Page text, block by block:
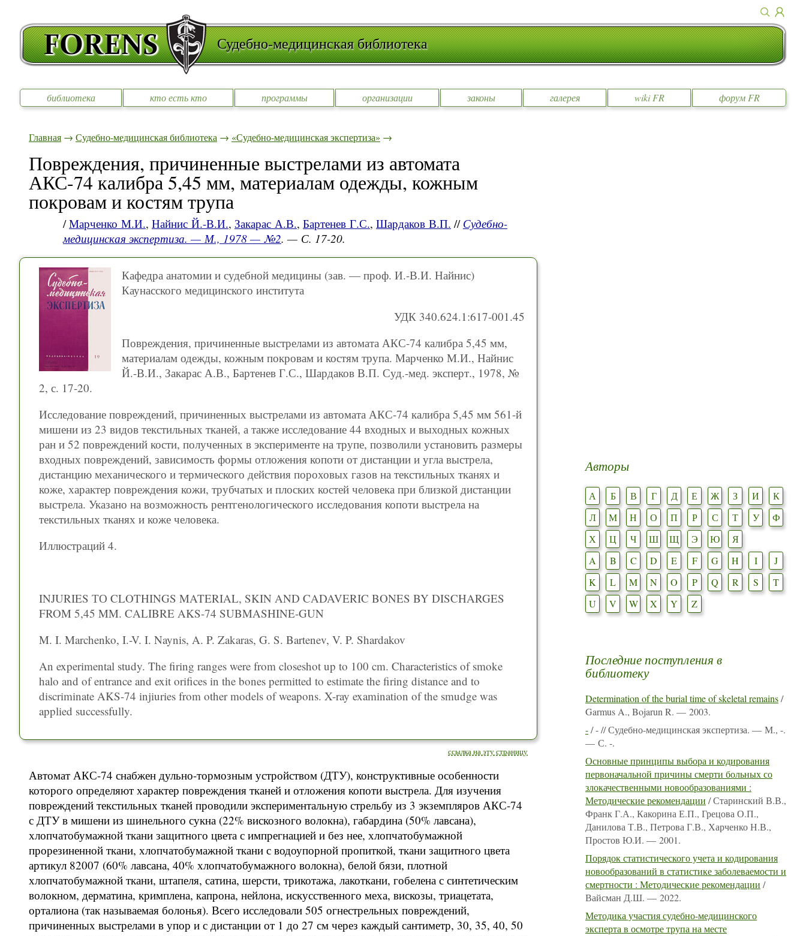
Судебно-медицинская библиотека
библиотека кто есть кто программы организации законы галерея wiki FR форум FR
Главная → Судебно-медицинская библиотека → «Судебно-медицинская экспертиза» →
Повреждения, причиненные выстрелами из автомата
АКС-74 калибра 5,45 мм, материалам одежды, кожным
покровам и костям трупа
/Марченко М.И., Найнис Й.-В.И., Закарас А.В., Бартенев Г.С., Шардаков В.П. // Судебно-
медицинская экспертиза. — М., 1978 — №2. — С. 17-20.
Кафедра анатомии и судебной медицины (зав. — проф. И.-В.И. Найнис)
Каунасского медицинского института
УДК 340.624.1:617-001.45
Повреждения, причиненные выстрелами из автомата АКС-74 калибра 5,45 мм,
материалам одежды, кожным покровам и костям трупа. Марченко М.И., Найнис
Й.-В.И., Закарас А.В., Бартенев Г.С., Шардаков В.П. Суд.-мед. эксперт., 1978, №
2, с. 17-20.
Исследование повреждений, причиненных выстрелами из автомата АКС-74 калибра 5,45 мм 561-й
мишени из 23 видов текстильных тканей, а также исследование 44 входных и выходных кожных
ран и 52 повреждений кости, полученных в эксперименте на трупе, позволили установить размеры
входных повреждений, зависимость формы отложения копоти от дистанции и угла выстрела,
дистанцию механического и термического действия пороховых газов на текстильных тканях и
коже, характер повреждения кожи, трубчатых и плоских костей человека при близкой дистанции
выстрела. Указано на возможность рентгенологического исследования копоти выстрела на
текстильных тканях и коже человека.
Иллюстраций 4.
INJURIES ТО CLOTHINGS MATERIAL, SKIN AND CADAVERIC BONES BY DISCHARGES
FROM 5,45 MM. CALIBRE AKS-74 SUBMASHINE-GUN
M. I. Marchenko, I.-V. I. Naynis, A. P. Zakaras, G. S. Bartenev, V. P. Shardakov
An experimental study. The firing ranges were from closeshot up to 100 cm. Characteristics of smoke
halo and of entrance and exit orifices in the bones permitted to estimate the firing distance and to
discriminate AKS-74 injiuries from other models of weapons. X-ray examination of the smudge was
applied successfully.
ссылка на эту страницу
Автомат АКС-74 снабжен дульно-тормозным устройством (ДТУ), конструктивные особенности
которого определяют характер повреждения тканей и отложения копоти выстрела. Для изучения
повреждений текстильных тканей проводили экспериментальную стрельбу из 3 экземпляров АКС-74
с ДТУ в мишени из шинельного сукна (22% вискозного волокна), габардина (50% лавсана),
хлопчатобумажной ткани защитного цвета с импрегнацией и без нее, хлопчатобумажной
прорезиненной ткани, хлопчатобумажной ткани с водоупорной пропиткой, ткани защитного цвета
артикул 82007 (60% лавсана, 40% хлопчатобумажного волокна), белой бязи, плотной
хлопчатобумажной ткани, штапеля, сатина, шерсти, трикотажа, лакоткани, гобелена с синтетическим
волокном, дерматина, кримплена, капрона, нейлона, искусственного меха, вискозы, триацетата,
орталиона (так называемая болонья). Всего исследовали 505 огнестрельных повреждений,
причиненных выстрелами в упор и с дистанции от 1 до 27 см через каждый сантиметр, 30, 35, 40, 50
Авторы
А Б В Г Д Е Ж З И
К
Л
М Н О П Р С Т У
Ф
Х
Ц Ч Ш Щ Э Ю
Я
A
B C D E F G H I
J
K
L M N O P Q R S
T
U
V W X Y Z
Последние поступления в
библиотеку
Determination of the burial time of skeletal remains/
Garmus A., Bojarun R. — 2003.
-/ - // Судебно-медицинская экспертиза. — М., -.
— С. -.
Основные принципы выбора и кодирования
первоначальной причины смерти больных со
злокачественными новообразованиями :
Методические рекомендации / Старинский В.В.,
Франк Г.А., Какорина Е.П., Грецова О.П.,
Данилова Т.В., Петрова Г.В., Харченко Н.В.,
Простов Ю.И. — 2001.
Порядок статистического учета и кодирования
новообразований в статистике заболеваемости и
смертности : Методические рекомендации /
Вайсман Д.Ш. — 2022.
Методика участия судебно-медицинского
эксперта в осмотре трупа на месте